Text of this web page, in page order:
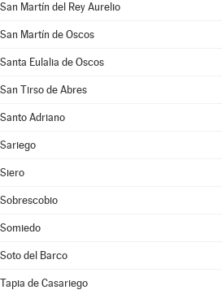
San Martín del Rey Aurelio
San Martín de Oscos
Santa Eulalia de Oscos
San Tirso de Abres
Santo Adriano
Sariego
Siero
Sobrescobio
Somiedo
Soto del Barco
Tapia de Casariego